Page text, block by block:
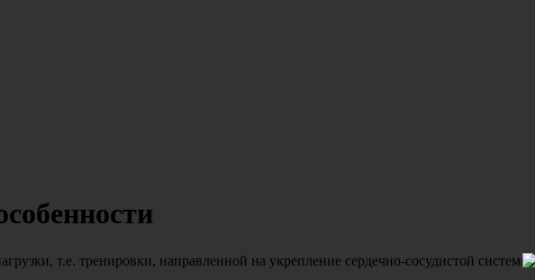
т.е. тренировки, направленной на укрепление сердечно-сосудистой системы.